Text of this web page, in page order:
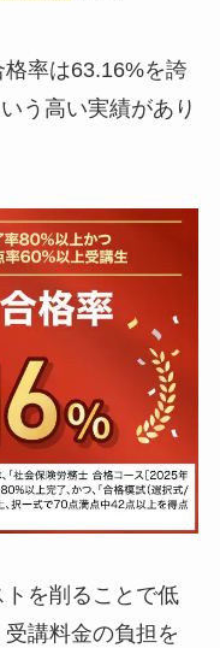
率は63.16%を誇
う高い実績があり
を削ることで低
講料金の負担を